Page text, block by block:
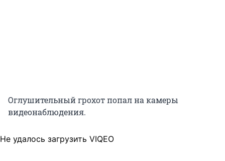
Оглушительный грохот попал на камеры
видеонаблюдения.
Не удалось загрузить VIQEO